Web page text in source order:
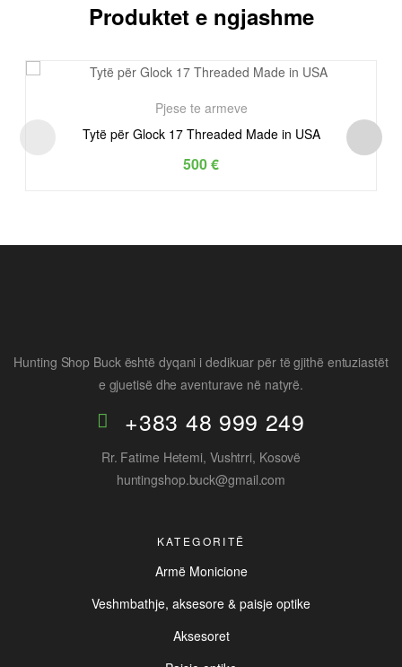
Produktet e ngjashme
Pjese te armeve
Tytë për Glock 17 Threaded Made in USA
500€
Hunting Shop Buck është dyqani i dedikuar për të gjithë entuziastët
e gjuetisë dhe aventurave në natyrë.
+383 48 999 249
Rr. Fatime Hetemi, Vushtrri, Kosovë
huntingshop.buck@gmail.com
KATEGORITË
Armë Monicione
Veshmbathje, aksesore & paisje optike
Aksesoret